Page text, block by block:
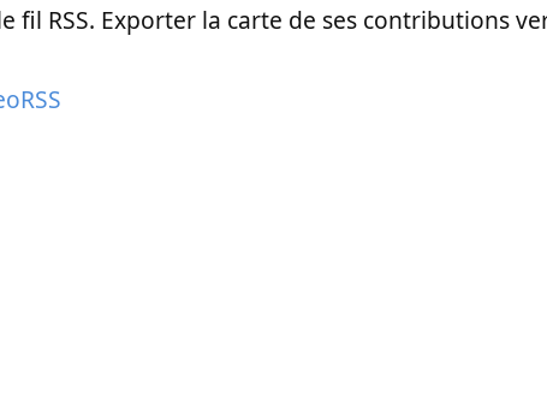
fil RSS. Exporter la carte de ses contributions